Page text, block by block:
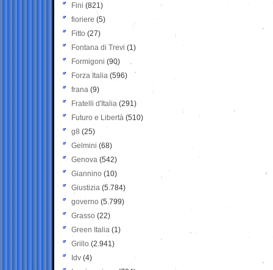
Fini (821)
fioriere (5)
Fitto (27)
Fontana di Trevi (1)
Formigoni (90)
Forza Italia (596)
frana (9)
Fratelli d'Italia (291)
Futuro e Libertà (510)
g8 (25)
Gelmini (68)
Genova (542)
Giannino (10)
Giustizia (5.784)
governo (5.799)
Grasso (22)
Green Italia (1)
Grillo (2.941)
Idv (4)